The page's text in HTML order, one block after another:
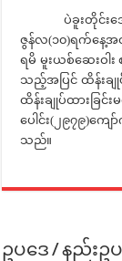
ပဲခူးတိုင်းဒေသ
ဇွန်လ(၁၀)ရက်နေ့အ
ရမိ မူးယစ်ဆေးဝါး
သည့်အပြင် ထိန်းချု
ထိန်းချုပ်ထား
ပေါင်း(၂၉၇၉)က
သည်။
ဥပဒေ / နည်းဥပ